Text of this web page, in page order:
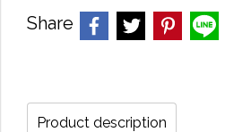
Share
Product description